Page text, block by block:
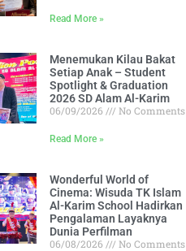
Read More »
Menemukan Kilau Bakat
Setiap Anak – Student
Spotlight & Graduation
2026 SD Alam Al-Karim
06/09/2026
No Comments
Read More »
Wonderful World of
Cinema: Wisuda TK Islam
Al-Karim School Hadirkan
Pengalaman Layaknya
Dunia Perfilman
06/08/2026
No Comments